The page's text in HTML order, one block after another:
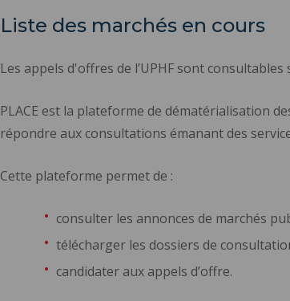
Liste des marchés en cours
Les appels d'offres de l’UPHF sont
PLACE est la plateforme de dématérialisation
répondre aux consultations émanant des
Cette plateforme permet de :
consulter les annonces de marchés
télécharger les dossiers de
candidater aux appels d’offre.